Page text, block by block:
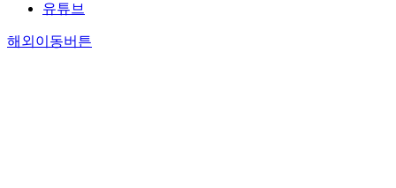
유튜브
해외이동버튼